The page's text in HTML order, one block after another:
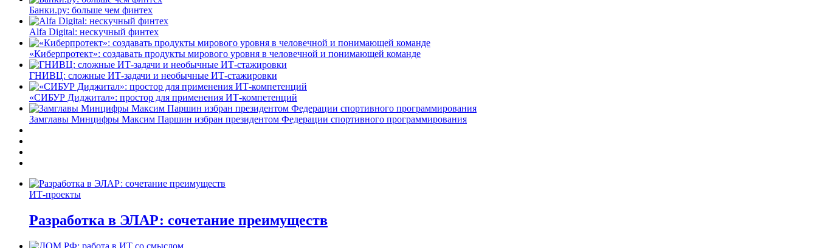
Банки.ру: больше чем финтех
Alfa Digital: нескучный финтех
«Киберпротект»: создавать продукты мирового уровня в человечной и понимающей команде
ГНИВЦ: сложные ИТ‑задачи и необычные ИТ‑стажировки
«СИБУР Диджитал»: простор для применения ИТ-компетенций
Замглавы Минцифры Максим Паршин избран президентом Федерации спортивного программирования
ИТ-проекты
Разработка в ЭЛАР: сочетание преимуществ